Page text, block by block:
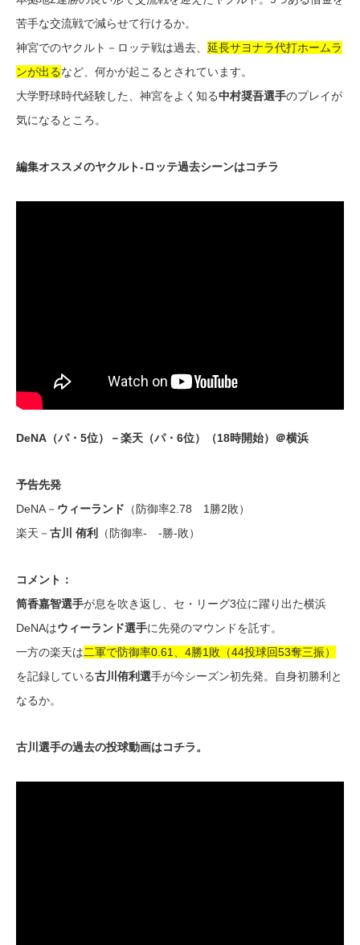
苦手な交流戦で減らせて行けるか。
神宮でのヤクルト－ロッテ戦は過去、 延長サヨナラ代打ホームラ
ンが出るなど、何かが起こるとされています。
大学野球時代経験した、神宮をよく知る中村奨吾選手のプレイが
気になるところ。
編集オススメのヤクルト-ロッテ過去シーンはコチラ
DeNA（パ・5位）－楽天（パ・6位）（18時開始）＠横浜
予告先発
DeNA－ ウィーランド （防御率2.78 1勝2敗）
楽天－ 古川 侑利 （防御率- -勝-敗）
コメント：
筒香嘉智選手が息を吹き返し、セ・リーグ3位に躍り出た横浜
DeNAはウィーランド選手に先発のマウンドを託す。
一方の楽天は二軍で防御率0.61、4勝1敗（44投球回53奪三振）
を記録している古川侑利選手が今シーズン初先発。自身初勝利と
なるか。
古川選手の過去の投球動画はコチラ。